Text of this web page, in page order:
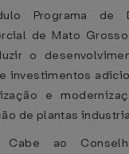
Programa de
de Mato
o
investimentos
e
de plantas
Cabe ao